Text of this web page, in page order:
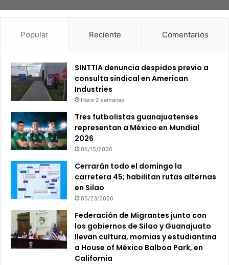
Popular Reciente Comentarios
SINTTIA denuncia despidos previo a
consulta sindical en American
Industries
Hace 2 semanas
Tres futbolistas guanajuatenses
representan a México en Mundial
2026
06/15/2026
Cerrarán todo el domingo la
carretera 45; habilitan rutas alternas
en Silao
05/23/2026
Federación de Migrantes junto con
los gobiernos de Silao y Guanajuato
llevan cultura, momias y estudiantina
a House of México Balboa Park, en
California